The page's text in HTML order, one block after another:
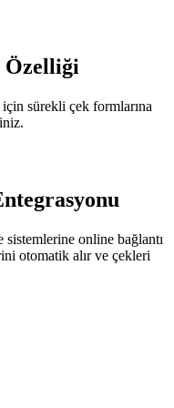
Özelliği
sürekli çek formlarına
online bağlantı
otomatik alır ve çekleri